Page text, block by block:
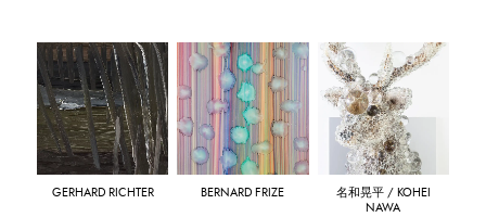
GERHARD RICHTER BERNARD FRIZE
名和晃平 / KOHEI
NAWA